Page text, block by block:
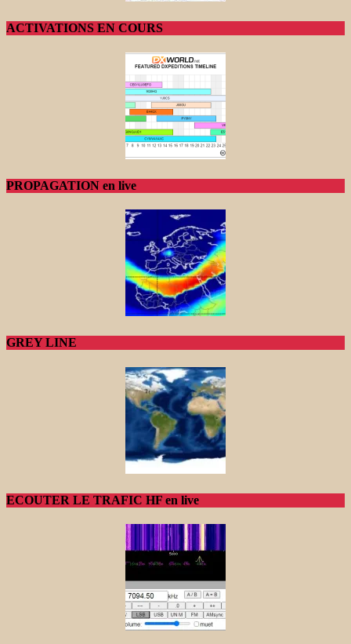
ACTIVATIONS EN COURS
PROPAGATION en live
GREY LINE
ECOUTER LE TRAFIC HF en live